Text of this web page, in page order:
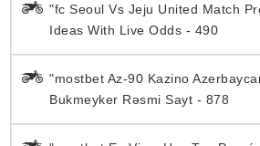
"fc Seoul Vs Jeju United Match
Ideas With Live Odds - 490
"mostbet Az-90 Kazino
Bukmeyker Rəsmi Sayt - 878